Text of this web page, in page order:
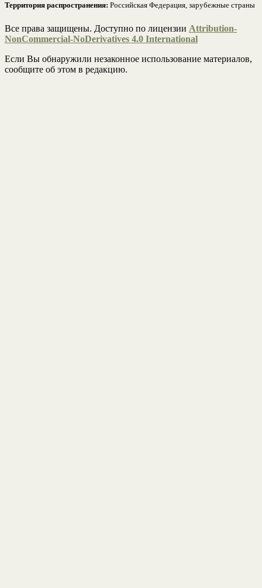
Территория распространения: Российская Федерация, зарубежные страны
Все права защищены. Доступно по лицензии Attribution-
NonCommercial-NoDerivatives 4.0 International
Если Вы обнаружили незаконное использование материалов,
сообщите об этом в редакцию.